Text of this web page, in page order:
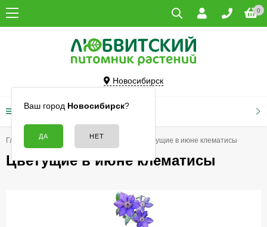
0
Новосибирск
Ваш город Новосибирск?
КАТАЛОГ ТОВАРОВ
Главная Клематисы Цветущие в июне клематисы
Цветущие в июне клематисы